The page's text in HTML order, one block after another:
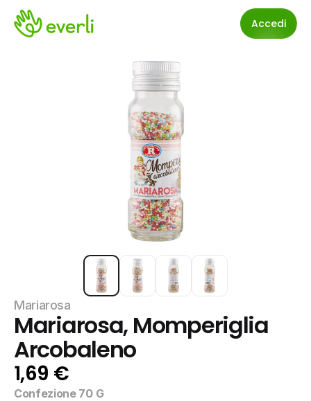
Accedi
Mariarosa
Mariarosa, Momperiglia
Arcobaleno
1,69 €
Confezione 70 G